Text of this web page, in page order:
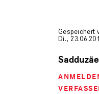
Gespeichert
Di.,
auf
Iwan
der